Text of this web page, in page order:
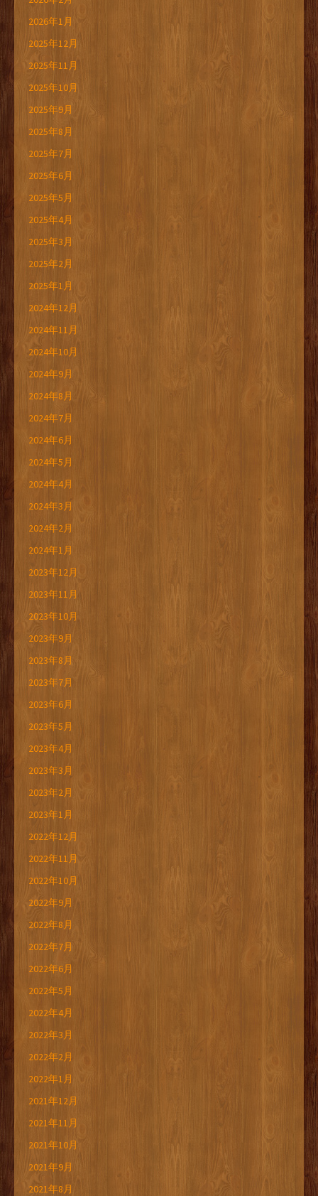
2026年1月
2025年12月
2025年11月
2025年10月
2025年9月
2025年8月
2025年7月
2025年6月
2025年5月
2025年4月
2025年3月
2025年2月
2025年1月
2024年12月
2024年11月
2024年10月
2024年9月
2024年8月
2024年7月
2024年6月
2024年5月
2024年4月
2024年3月
2024年2月
2024年1月
2023年12月
2023年11月
2023年10月
2023年9月
2023年8月
2023年7月
2023年6月
2023年5月
2023年4月
2023年3月
2023年2月
2023年1月
2022年12月
2022年11月
2022年10月
2022年9月
2022年8月
2022年7月
2022年6月
2022年5月
2022年4月
2022年3月
2022年2月
2022年1月
2021年12月
2021年11月
2021年10月
2021年9月
2021年8月